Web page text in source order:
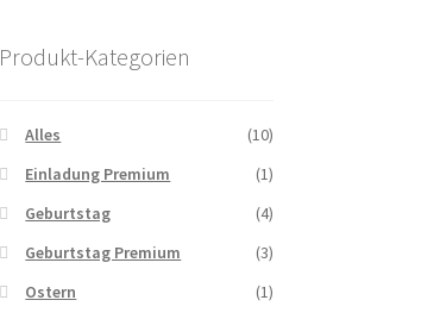
Produkt-Kategorien
Alles
(10)
Einladung Premium
(1)
Geburtstag
(4)
Geburtstag Premium
(3)
Ostern
(1)